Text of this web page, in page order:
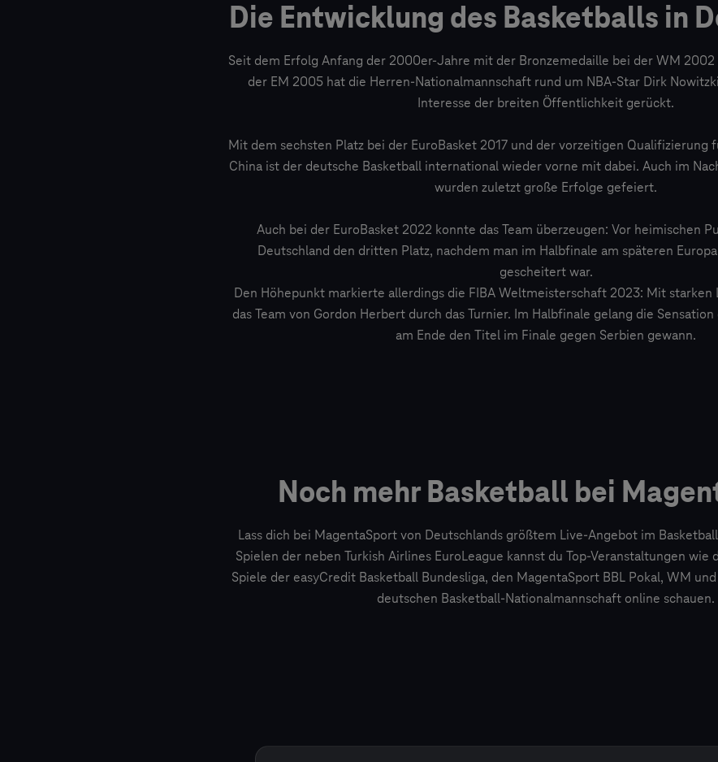
Die Entwicklung des Basketballs in
Seit dem Erfolg Anfang der 2000er-Jahre mit der Bronzemedaille bei der WM 2002
der EM 2005 hat die Herren-Nationalmannschaft rund um NBA-Star Dirk
Interesse der breiten Öffentlichkeit gerückt.
Mit dem sechsten Platz bei der EuroBasket 2017 und der vorzeitigen Qualifizierung
China ist der deutsche Basketball international wieder vorne mit dabei. Auch im
wurden zuletzt große Erfolge gefeiert.
Auch bei der EuroBasket 2022 konnte das Team überzeugen: Vor heimischen
Deutschland den dritten Platz, nachdem man im Halbfinale am späteren
gescheitert war.
Den Höhepunkt markierte allerdings die FIBA Weltmeisterschaft 2023: Mit starken
das Team von Gordon Herbert durch das Turnier. Im Halbfinale gelang die
am Ende den Titel im Finale gegen Serbien gewann.
Noch mehr Basketball bei
Lass dich bei MagentaSport von Deutschlands größtem Live-Angebot im
Spielen der neben Turkish Airlines EuroLeague kannst du Top-Veranstaltungen wie
Spiele der easyCredit Basketball Bundesliga, den MagentaSport BBL Pokal, WM
deutschen Basketball-Nationalmannschaft online schauen.